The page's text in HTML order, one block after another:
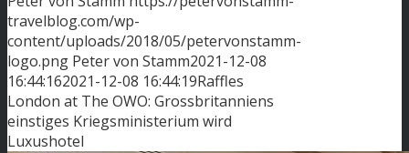
travelblog.com/wp-
content/uploads/2018/05/petervonstamm-
logo.png Peter von Stamm2021-12-08
16:44:162021-12-08 16:44:19Raffles
London at The OWO: Grossbritanniens
einstiges Kriegsministerium wird
Luxushotel